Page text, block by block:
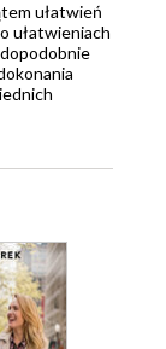
ułatwień
ułatwieniach